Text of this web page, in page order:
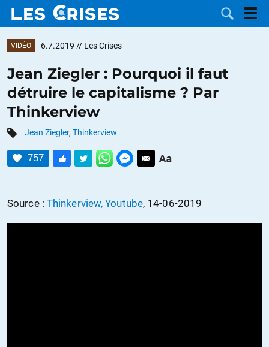
DOSSIERS
CATÉGORIES
MOTS CLÉS
CONTACTER
FAIRE UN
VIDÉO 6.7.2019 // Les Crises
Jean Ziegler : Pourquoi il faut
détruire le capitalisme ? Par
Thinkerview
Jean Ziegler, Thinkerview
757
Source : Thinkerview, Youtube, 14-06-2019